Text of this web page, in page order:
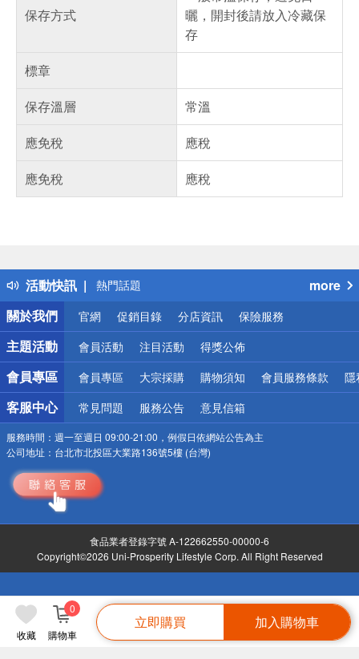
收藏 購物車
0
立即購買 加入購物車
保存方式
曬，開封後請放入冷藏保
存
標章
保存溫層
常溫
應免稅
應稅
應免稅
應稅
活動快訊
得獎公告
熱門話題
銀行優惠
偏遠地區配送
詐騙網頁！請小心！
more
關於我們
官網 促銷目錄 分店資訊 保險服務
主題活動 會員活動 注目活動 得獎公佈
會員專區 會員專區 大宗採購 購物須知 會員服務條款 隱
客服中心 常見問題 服務公告 意見信箱
服務時間： 週一至週日 09:00-21:00，例假日依網站公告為主
公司地址： 台北市北投區大業路136號5樓 (台灣)
食品業者登錄字號 A-122662550-00000-6
Copyright©2026 Uni-Prosperity Lifestyle Corp. All Right Reserved